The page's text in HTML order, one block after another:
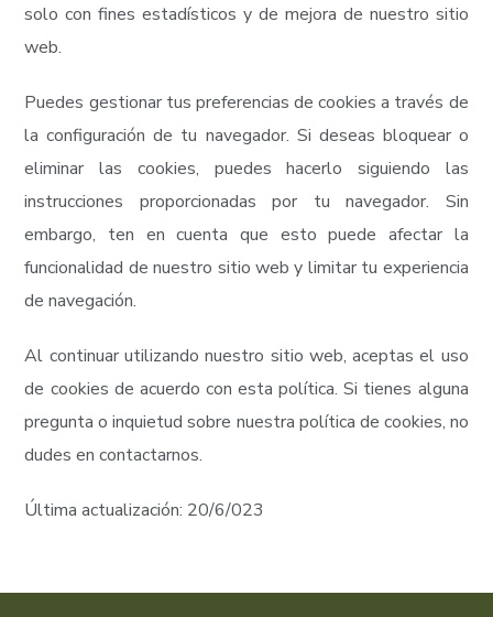
solo con fines estadísticos y de mejora de nuestro sitio
web.
Puedes gestionar tus preferencias de cookies a través de
la configuración de tu navegador. Si deseas bloquear o
eliminar las cookies, puedes hacerlo siguiendo las
instrucciones proporcionadas por tu navegador. Sin
embargo, ten en cuenta que esto puede afectar la
funcionalidad de nuestro sitio web y limitar tu experiencia
de navegación.
Al continuar utilizando nuestro sitio web, aceptas el uso
de cookies de acuerdo con esta política. Si tienes alguna
pregunta o inquietud sobre nuestra política de cookies, no
dudes en contactarnos.
Última actualización: 20/6/023